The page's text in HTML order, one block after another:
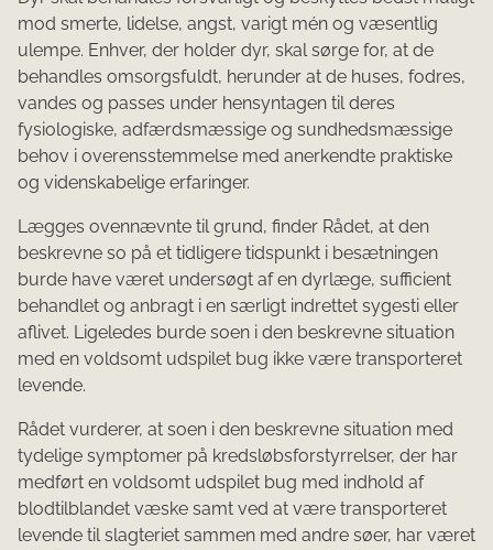
mod smerte, lidelse, angst, varigt mén og væsentlig
ulempe. Enhver, der holder dyr, skal sørge for, at de
behandles omsorgsfuldt, herunder at de huses, fodres,
vandes og passes under hensyntagen til deres
fysiologiske, adfærdsmæssige og sundhedsmæssige
behov i overensstemmelse med anerkendte praktiske
og videnskabelige erfaringer.
Lægges ovennævnte til grund, finder Rådet, at den
beskrevne so på et tidligere tidspunkt i besætningen
burde have været undersøgt af en dyrlæge, sufficient
behandlet og anbragt i en særligt indrettet sygesti eller
aflivet. Ligeledes burde soen i den beskrevne situation
med en voldsomt udspilet bug ikke være transporteret
levende.
Rådet vurderer, at soen i den beskrevne situation med
tydelige symptomer på kredsløbsforstyrrelser, der har
medført en voldsomt udspilet bug med indhold af
blodtilblandet væske samt ved at være transporteret
levende til slagteriet sammen med andre søer, har været